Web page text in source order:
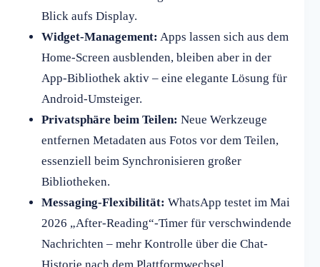
Blick aufs Display.
Widget-Management: Apps lassen sich aus dem
Home-Screen ausblenden, bleiben aber in der
App-Bibliothek aktiv – eine elegante Lösung für
Android-Umsteiger.
Privatsphäre beim Teilen: Neue Werkzeuge
entfernen Metadaten aus Fotos vor dem Teilen,
essenziell beim Synchronisieren großer
Bibliotheken.
Messaging-Flexibilität: WhatsApp testet im Mai
2026 „After-Reading“-Timer für verschwindende
Nachrichten – mehr Kontrolle über die Chat-